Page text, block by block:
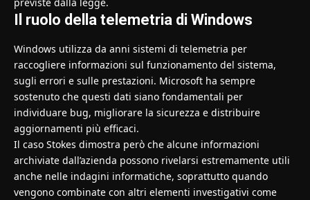
Il ruolo della telemetria di Windows
Windows utilizza da anni sistemi di telemetria per
raccogliere informazioni sul funzionamento del sistema,
sugli errori e sulle prestazioni. Microsoft ha sempre
sostenuto che questi dati siano fondamentali per
individuare bug, migliorare la sicurezza e distribuire
aggiornamenti più efficaci.
Il caso Stokes dimostra però che alcune informazioni
archiviate dall’azienda possono rivelarsi estremamente utili
anche nelle indagini informatiche, soprattutto quando
vengono combinate con altri elementi investigativi come